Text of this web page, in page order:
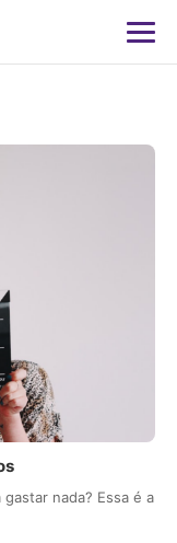
nada? Essa é a